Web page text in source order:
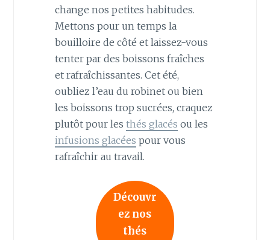
change nos petites habitudes.
Mettons pour un temps la
bouilloire de côté et laissez-vous
tenter par des boissons fraîches
et rafraîchissantes. Cet été,
oubliez l’eau du robinet ou bien
les boissons trop sucrées, craquez
plutôt pour les thés glacés ou les
infusions glacées pour vous
rafraîchir au travail.
Découvr
ez nos
thés